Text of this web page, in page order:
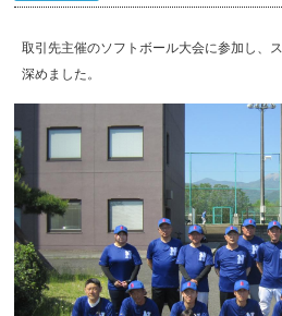
取引先主催のソフトボール大会に参加し、
深めました。